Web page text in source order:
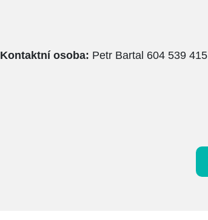
Kontaktní osoba: Petr Bartal 604 539 415